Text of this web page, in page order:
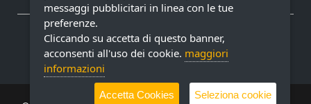
METODI DI PAGAMENTO ACCETTATI
messaggi pubblicitari in linea con le tue
preferenze.
Cliccando su accetta di questo banner,
acconsenti all'uso dei cookie. maggiori
informazioni
Accetta Cookies Seleziona cookie